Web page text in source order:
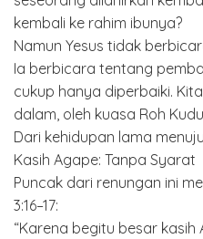
kembali ke rahim ibunya?
Namun Yesus tidak
Ia berbicara tentang
cukup hanya diperbaiki.
dalam, oleh kuasa Roh
Dari kehidupan lama
Kasih Agape: Tanpa Syarat
Puncak dari renungan ini
3:16–17:
“Karena begitu besar kasih